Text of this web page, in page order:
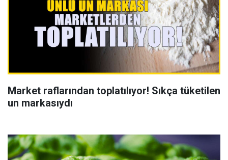
Market raflarından toplatılıyor! Sıkça tüketilen
un markasıydı